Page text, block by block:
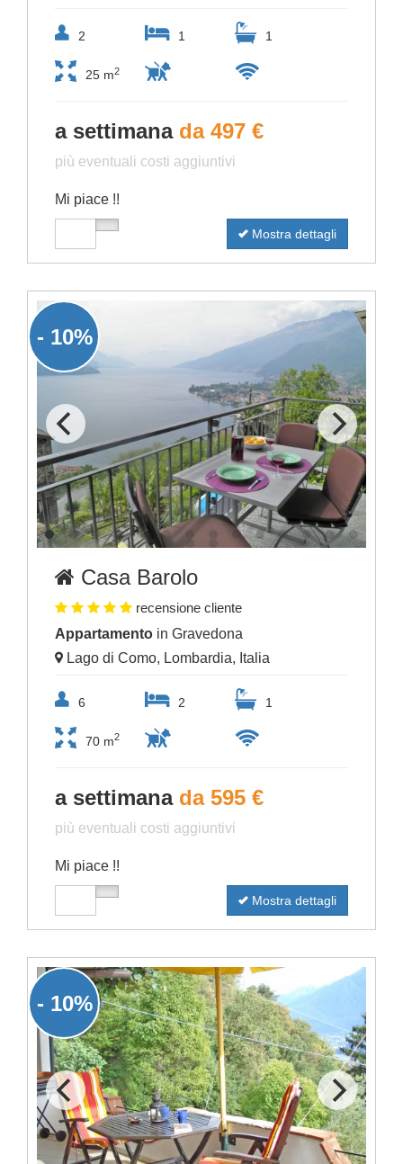
2 1 1
25 m2
a settimana da 497 €
più eventuali costi aggiuntivi
Mi piace !!
Mostra dettagli
- 10%
Casa Barolo
recensione cliente
Appartamento in Gravedona
Lago di Como, Lombardia, Italia
6 2 1
70 m2
a settimana da 595 €
più eventuali costi aggiuntivi
Mi piace !!
Mostra dettagli
- 10%